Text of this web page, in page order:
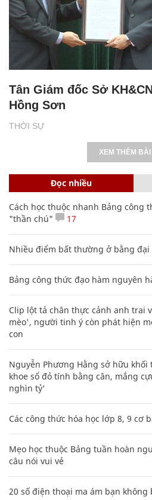
THỜI SỰ
Tân Giám đốc Sở
Hồng Sơn
XEM THÊM BÀI
Đọc nhiều
Cách học thuộc nhanh Bảng công
"thần chú"
17
Nhiều điểm bất thường ở bằng đại
Bảng công thức đạo hàm nguyên
Clip lột tả chân thực cảnh anh trai
mèo', người tinh ý còn phát hiện
con
Nguyễn Phương Hằng sở hữu
khoe sổ đỏ tính bằng cân, mắng
nghìn tỷ'
Các công thức hóa học lớp 8, 9 cơ
Mẹo học thuộc Bảng tuần hoàn
câu nói vui vẻ
20 số điện thoại ma ám bạn không